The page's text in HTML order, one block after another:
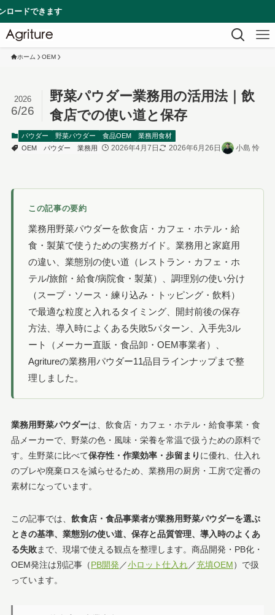
ホーム OEM
野菜パウダー業務用の活用法｜飲
食店での使い道と保存
2026
6/26
パウダー 野菜パウダー 食品OEM
業務用食材
OEM
パウダー 業務用 2026年4月7日 2026年6月26日 小島 怜
この記事の要約
業務用野菜パウダーを飲食店・カフェ・ホテル・給
食・製菓で使うための実務ガイド。業務用と家庭用
の違い、業態別の使い道（レストラン・カフェ・ホ
テル/旅館・給食/病院食・製菓）、調理別の使い分け
（スープ・ソース・練り込み・トッピング・飲料）
で最適な粒度と入れるタイミング、開封前後の保存
方法、導入時によくある失敗5パターン、入手先3ル
ート（メーカー直販・食品卸・OEM事業者）、
Agritureの業務用パウダー11品目ラインナップまで整
理しました。
業務用野菜パウダーは、飲食店・カフェ・ホテル・給食事業・食
品メーカーで、野菜の色・風味・栄養を常温で扱うための原料で
す。生野菜に比べて保存性・作業効率・歩留まり に優れ、仕入れ
のブレや廃棄ロスを減らせるため、業務用の厨房・工房で定番の
素材になっています。
この記事では、 飲食店・食品事業者が業務用野菜パウダーを選ぶ
ときの基準、業態別の使い道、保存と品質管理、導入時のよくあ
る失敗まで、現場で使える観点を整理します。商品開発・PB化・
OEM発注は別記事（PB開発／小ロット仕入れ／充填OEM）で扱
っています。